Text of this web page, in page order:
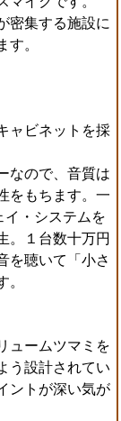
密集する施設に
。
ャビネットを採
なので、音質は
をもちます。一
イ・システムを
。１台数十万円
を聴いて「小さ
ュームツマミを
う設計されてい
ントが深い気が